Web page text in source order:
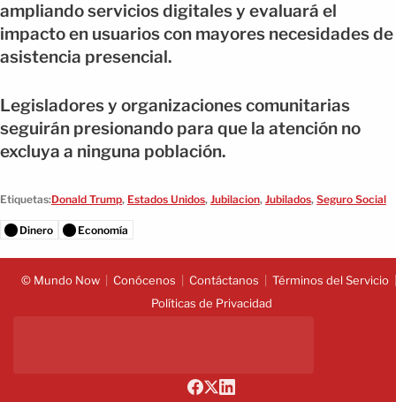
ampliando servicios digitales y evaluará el
impacto en usuarios con mayores necesidades de
asistencia presencial.
Legisladores y organizaciones comunitarias
seguirán presionando para que la atención no
excluya a ninguna población.
Etiquetas:Donald Trump, Estados Unidos, Jubilacion, Jubilados, Seguro Social
Dinero Economía
© Mundo Now Conócenos Contáctanos
Términos del Servicio
Políticas de Privacidad